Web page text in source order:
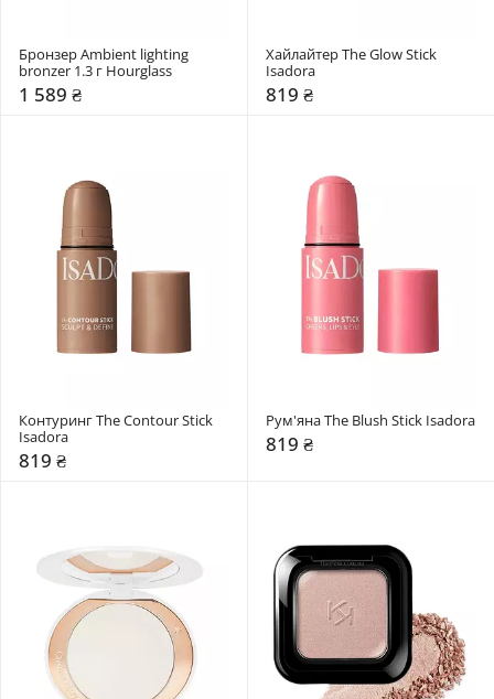
Бронзер Ambient lighting
bronzer 1.3 г Hourglass
1 589 ₴
Хайлайтер The Glow Stick
Isadora
819 ₴
Контуринг The Contour Stick
Isadora
819 ₴
Рум'яна The Blush Stick Isadora
819 ₴